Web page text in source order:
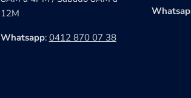
12M
Whatsapp: 0412 870 07 38